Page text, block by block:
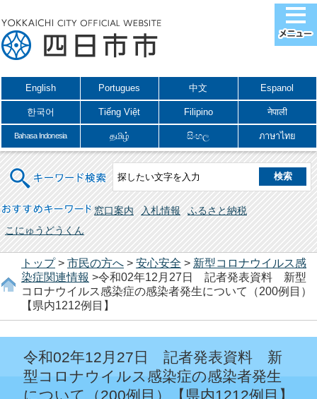
English Portugues 中文 Espanol
한국어 Tiếng Việt Filipino नेपाली
Bahasa Indonesia தமிழ் සිංහල ภาษาไทย
キーワード検索
おすすめキーワード 窓口案内 入札情報
ふるさと納税
こにゅうどうくん
トップ> 市民の方へ > 安心安全 > 新型コロナウイルス感
染症関連情報 >令和02年12月27日 記者発表資料 新型
コロナウイルス感染症の感染者発生について（200例目）
【県内1212例目】
令和02年12月27日 記者発表資料 新
型コロナウイルス感染症の感染者発生
について（200例目）【県内1212例目】